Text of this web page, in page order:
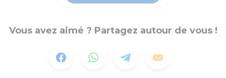
Vous avez aimé ? Partagez autour de vous !